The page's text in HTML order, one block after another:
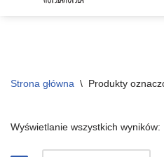
Strona główna \ Produkty
Wyświetlanie wszystkich wyników: